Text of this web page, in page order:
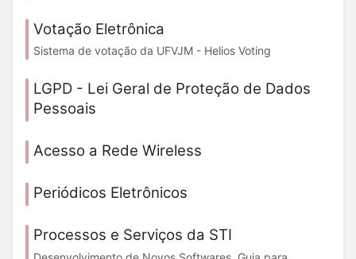
Votação Eletrônica
Sistema de votação da UFVJM - Helios Voting
LGPD - Lei Geral de Proteção de Dados
Pessoais
Acesso a Rede Wireless
Periódicos Eletrônicos
Processos e Serviços da STI